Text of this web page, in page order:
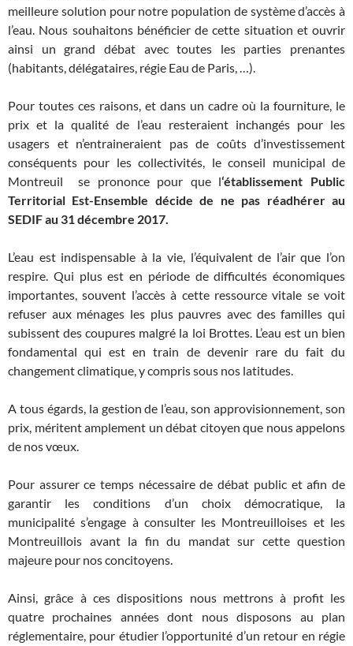
meilleure solution pour notre population de système d’accès à
l’eau. Nous souhaitons bénéficier de cette situation et ouvrir
ainsi un grand débat avec toutes les parties prenantes
(habitants, délégataires, régie Eau de Paris, …).
Pour toutes ces raisons, et dans un cadre où la fourniture, le
prix et la qualité de l’eau resteraient inchangés pour les
usagers et n’entraineraient pas de coûts d’investissement
conséquents pour les collectivités, le conseil municipal de
Montreuil se prononce pour que l‘établissement Public
Territorial Est-Ensemble décide de ne pas réadhérer au
SEDIF au 31 décembre 2017.
L’eau est indispensable à la vie, l’équivalent de l’air que l’on
respire. Qui plus est en période de difficultés économiques
importantes, souvent l’accès à cette ressource vitale se voit
refuser aux ménages les plus pauvres avec des familles qui
subissent des coupures malgré la loi Brottes. L’eau est un bien
fondamental qui est en train de devenir rare du fait du
changement climatique, y compris sous nos latitudes.
A tous égards, la gestion de l’eau, son approvisionnement, son
prix, méritent amplement un débat citoyen que nous appelons
de nos vœux.
Pour assurer ce temps nécessaire de débat public et afin de
garantir les conditions d’un choix démocratique, la
municipalité s’engage à consulter les Montreuilloises et les
Montreuillois avant la fin du mandat sur cette question
majeure pour nos concitoyens.
Ainsi, grâce à ces dispositions nous mettrons à profit les
quatre prochaines années dont nous disposons au plan
réglementaire, pour étudier l’opportunité d’un retour en régie